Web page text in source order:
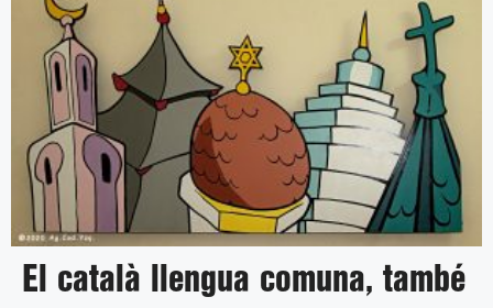
El català llengua comuna, també